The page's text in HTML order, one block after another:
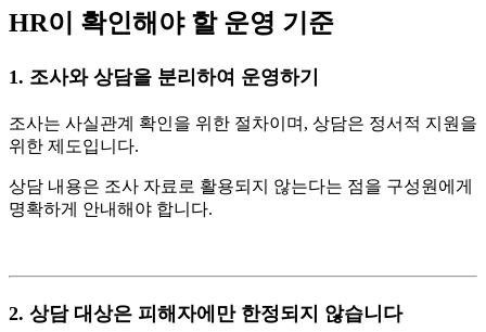
HR이 확인해야 할 운영 기준
1. 조사와 상담을 분리하여 운영하기
조사는 사실관계 확인을 위한 절차이며, 상담은 정서적 지원을
위한 제도입니다.
상담 내용은 조사 자료로 활용되지 않는다는 점을 구성원에게
명확하게 안내해야 합니다.
2. 상담 대상은 피해자에만 한정되지 않습니다